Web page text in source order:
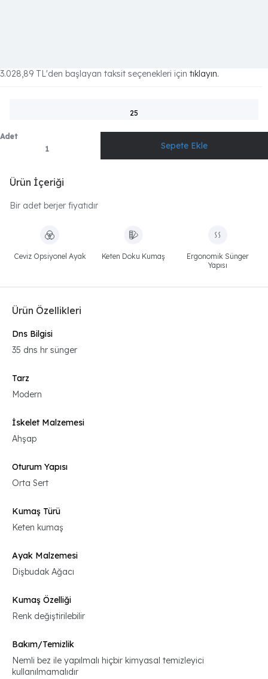
3.028,89 TL'den başlayan taksit seçenekleri için tıklayın.
25
Adet
Ürün İçeriği
Bir adet berjer fiyatıdır
Ceviz Opsiyonel Ayak Keten Doku Kumaş
Ergonomik Sünger
Yapısı
Ürün Özellikleri
Dns Bilgisi
35 dns hr sünger
Tarz
Modern
İskelet Malzemesi
Ahşap
Oturum Yapısı
Orta Sert
Kumaş Türü
Keten kumaş
Ayak Malzemesi
Dişbudak Ağacı
Kumaş Özelliği
Renk değiştirilebilir
Bakım/Temizlik
Nemli bez ile yapılmalı hiçbir kimyasal temizleyici
kullanılmamalıdır